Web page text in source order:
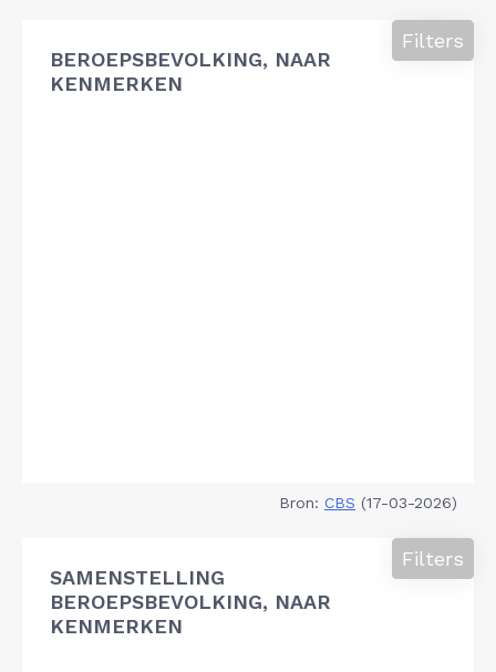
BEROEPSBEVOLKING, NAAR
KENMERKEN
Filters
Bron: CBS (17-03-2026)
SAMENSTELLING
BEROEPSBEVOLKING, NAAR
KENMERKEN
Filters